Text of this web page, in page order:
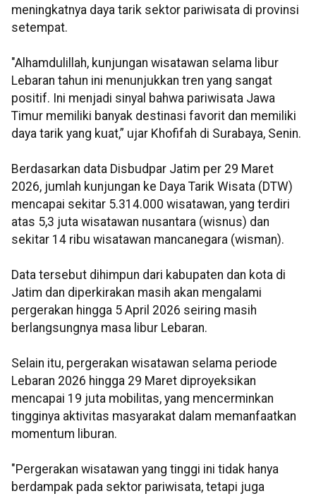
meningkatnya daya tarik sektor pariwisata di provinsi
setempat.
"Alhamdulillah, kunjungan wisatawan selama libur
Lebaran tahun ini menunjukkan tren yang sangat
positif. Ini menjadi sinyal bahwa pariwisata Jawa
Timur memiliki banyak destinasi favorit dan memiliki
daya tarik yang kuat,” ujar Khofifah di Surabaya, Senin.
Berdasarkan data Disbudpar Jatim per 29 Maret
2026, jumlah kunjungan ke Daya Tarik Wisata (DTW)
mencapai sekitar 5.314.000 wisatawan, yang terdiri
atas 5,3 juta wisatawan nusantara (wisnus) dan
sekitar 14 ribu wisatawan mancanegara (wisman).
Data tersebut dihimpun dari kabupaten dan kota di
Jatim dan diperkirakan masih akan mengalami
pergerakan hingga 5 April 2026 seiring masih
berlangsungnya masa libur Lebaran.
Selain itu, pergerakan wisatawan selama periode
Lebaran 2026 hingga 29 Maret diproyeksikan
mencapai 19 juta mobilitas, yang mencerminkan
tingginya aktivitas masyarakat dalam memanfaatkan
momentum liburan.
"Pergerakan wisatawan yang tinggi ini tidak hanya
berdampak pada sektor pariwisata, tetapi juga